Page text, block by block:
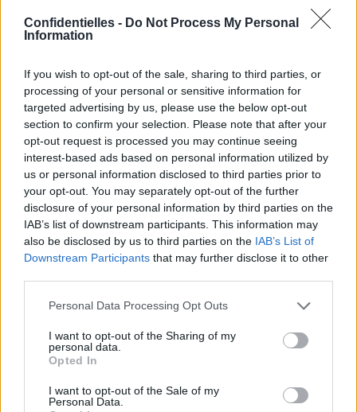
Confidentielles - Do Not Process My Personal
Information
If you wish to opt-out of the sale, sharing to third parties, or
processing of your personal or sensitive information for
targeted advertising by us, please use the below opt-out
section to confirm your selection. Please note that after your
opt-out request is processed you may continue seeing
interest-based ads based on personal information utilized by
us or personal information disclosed to third parties prior to
your opt-out. You may separately opt-out of the further
disclosure of your personal information by third parties on the
IAB’s list of downstream participants. This information may
also be disclosed by us to third parties on the IAB’s List of
Downstream Participants that may further disclose it to other
Personal Data Processing Opt Outs
I want to opt-out of the Sharing of my
personal data.
Opted In
I want to opt-out of the Sale of my
Personal Data.
couette…
sympa, mais pour être
torride il faut un peu
d’entraînement… alors on
pratique avec tous ses
petits copains : Nanar le
canard qui aime bien plonger dans le bain, Dodo le petit
pingouin qui vibre avec vous à l’unisson, ou encore
Pinpin le lapin et sa fourrure touuuuuuuuuuuute douce.
2. L’apprivoisement du corps
Comme une bête un peu farouche, notre corps doit
d’abord s’apprivoiser en douceur pour révéler tout son
potentiel érotique… Alors on apprend à défiler nue seule
chez soi, à se regarder en face dans la glace sans rougir, et
Bon, on n’a peut-être pas les hanches chaloupées quand
on se traîne avec des talons de douze, mais quand on
enfile nos boots à (tout) petits talons, au moins, on a le
pied qui ne tangue pas ! Et c’est ça qui nous donne ce
4. Le regard franc